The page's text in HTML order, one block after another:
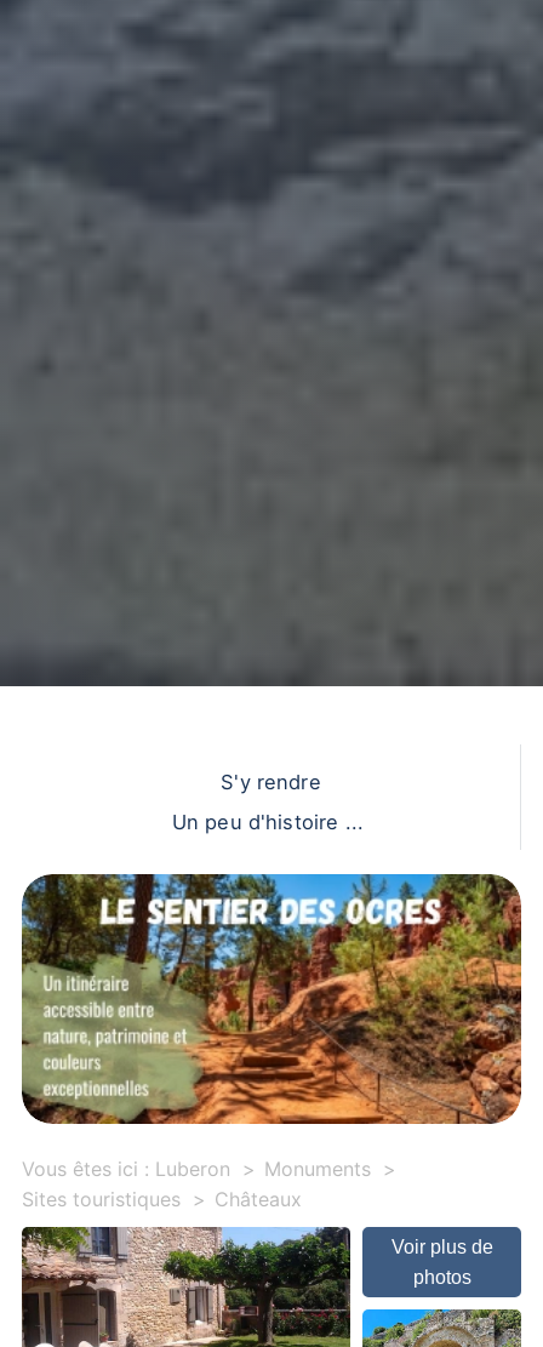
S'y rendre
Un peu d'histoire ...
Vous êtes ici : Luberon
Monuments
Sites touristiques
Châteaux
Voir plus de
photos